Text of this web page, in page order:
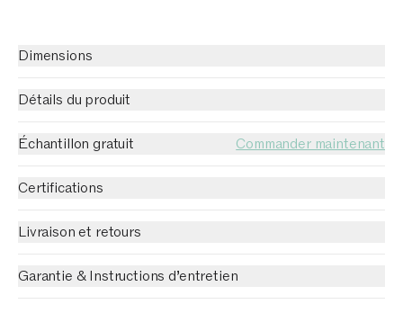
Dimensions
Détails du produit
Échantillon gratuit Commander maintenant
Certifications
Livraison et retours
Garantie & Instructions d’entretien